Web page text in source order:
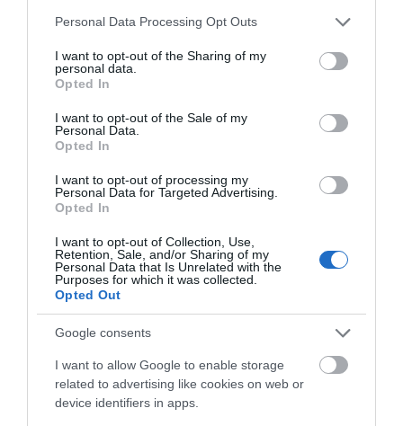
Please note that this website/app uses one or more Google
not limited to your visit or usage behaviour. You may click to
grant or deny consent to Google and its third-party tags to
use your data for below specified purposes in below Google
consent section.
Personal Data Processing Opt Outs
I want to opt-out of the Sharing of my
personal data.
Opted In
I want to opt-out of the Sale of my
Personal Data.
Opted In
I want to opt-out of processing my
Personal Data for Targeted Advertising.
Opted In
I want to opt-out of Collection, Use,
Retention, Sale, and/or Sharing of my
Personal Data that Is Unrelated with the
Purposes for which it was collected.
Opted Out
Google consents
I want to allow Google to enable storage
related to advertising like cookies on web or
device identifiers in apps.
Πασίγνωστο κοσμηματοπωλείο
έπιασε φωτιά στην Εύβοια
Απόψε πάμε όλοι στα Άνω Στύρα
06.08.2026 | 14:30
Σε αυτή την περιοχή της Εύβοιας
θα γίνει σήμερα πανηγύρι
06.08.2026 | 14:15
Κοριτσάκι βρέθηκε
μόνο στους δρόμους –
Χειροπέδες στον
Σοκ σε επαρχιακό
δρόμο: Οδηγός κάνει
(βίντεο)